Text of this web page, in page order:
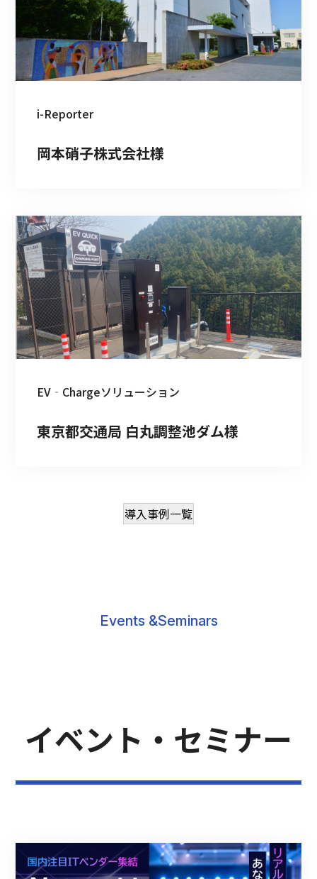
i-Reporter
岡本硝子株式会社様
EV‐Chargeソリューション
東京都交通局 白丸調整池ダム様
導入事例一覧
イベント・セミナー
Events &Seminars